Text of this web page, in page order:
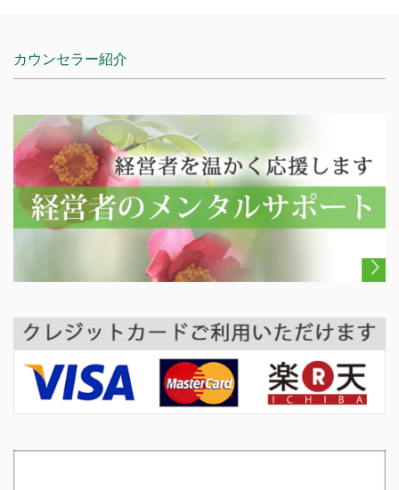
雪が雨に変わ...
カウンセラー紹介